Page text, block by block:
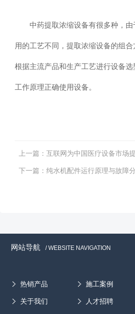
中药提取浓缩设备有很多种，由
用的工艺不同，提取浓缩设备的组
根据主流产品和生产工艺进行设备
工作原理正确使用设备。
上一篇： 互联网为中国医疗设备市场
下一篇： 纯水机配件运行原理与故障
网站导航 / WEBSITE NAVIGATION
热销产品 施工案例
关于我们 人才招聘